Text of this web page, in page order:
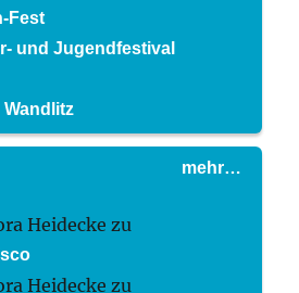
Fest
und Jugendfestival
mehr…
Heidecke zu
Heidecke zu